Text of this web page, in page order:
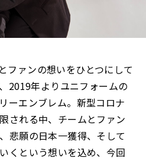
ファンの想いをひとつにして
2019年よりユニフォームの
ーエンブレム。新型コロナ
される中、チームとファン
悲願の日本一獲得、そして
くという想いを込め、今回